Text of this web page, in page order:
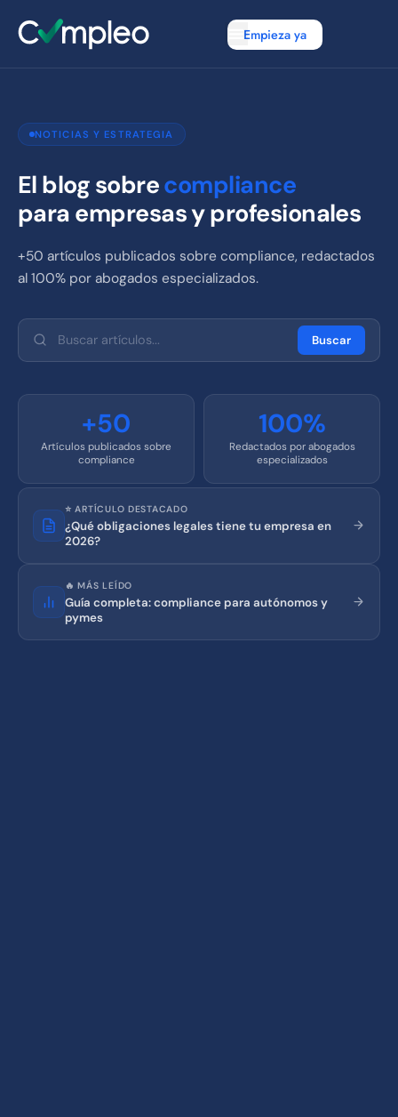
Empieza ya
NOTICIAS Y ESTRATEGIA
El blog sobrecompliance
para empresas y profesionales
+50 artículos publicados sobre compliance, redactados
al 100% por abogados especializados.
Buscar
+50
Artículos publicados sobre
compliance
100%
Redactados por abogados
especializados
⭐ ARTÍCULO DESTACADO
¿Qué obligaciones legales tiene tu empresa en
2026?
🔥 MÁS LEÍDO
Guía completa: compliance para autónomos y
pymes